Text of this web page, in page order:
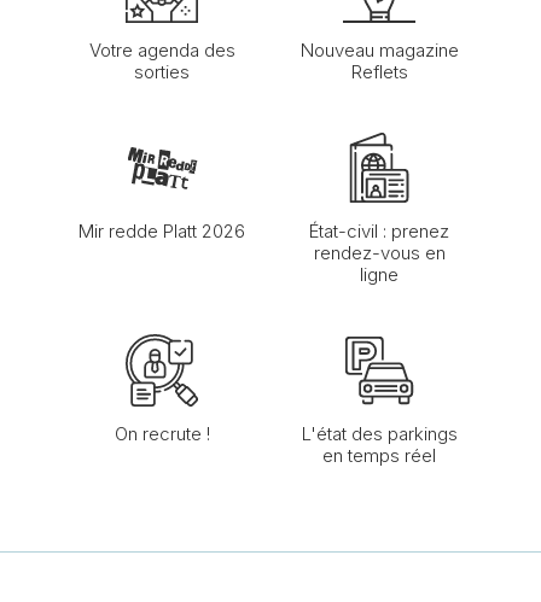
Votre agenda des
sorties
Nouveau magazine
Reflets
Mir redde Platt 2026
État-civil : prenez
rendez-vous en
ligne
On recrute !
L'état des parkings
en temps réel